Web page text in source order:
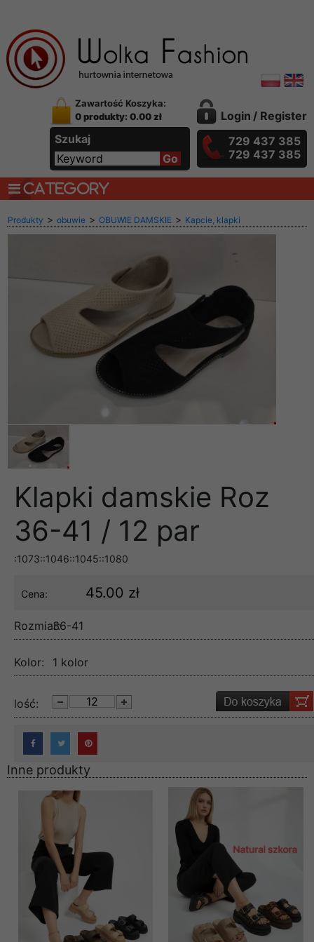
Zawartość Koszyka:
0 produkty: 0.00 zł
Szukaj
Login / Register
729 437 385
729 437 385
CATEGORY
Produkty > obuwie > OBUWIE DAMSKIE > Kapcie, klapki
Klapki damskie Roz
36-41 / 12 par
:1073::1046::1045::1080
Cena: 45.00 zł
Rozmiar:36-41
Kolor: 1 kolor
lość:
Inne produkty